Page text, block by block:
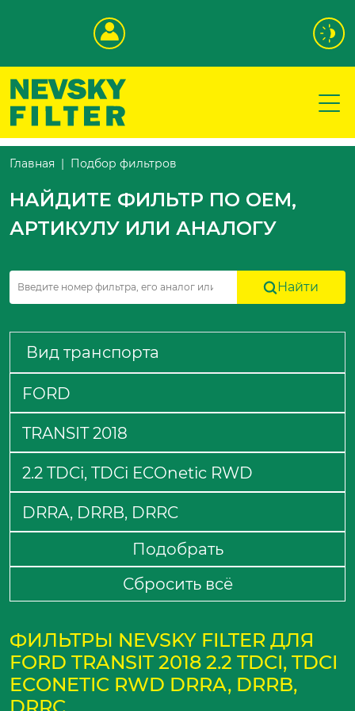
Главная Подбор фильтров
НАЙДИТЕ ФИЛЬТР ПО OEM,
АРТИКУЛУ ИЛИ АНАЛОГУ
Найти
Подобрать
Сбросить всё
ФИЛЬТРЫ NEVSKY FILTER ДЛЯ
FORD TRANSIT 2018 2.2 TDCI, TDCI
ECONETIC RWD DRRA, DRRB,